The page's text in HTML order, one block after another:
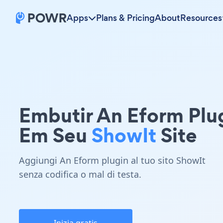
Apps Plans & PricingAboutResources
Embutir An Eform
Em Seu ShowItSite
Aggiungi An Eform plugin al tuo sito ShowIt
senza codifica o mal di testa.